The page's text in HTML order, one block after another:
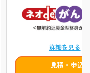
詳細を見る
見積・申込